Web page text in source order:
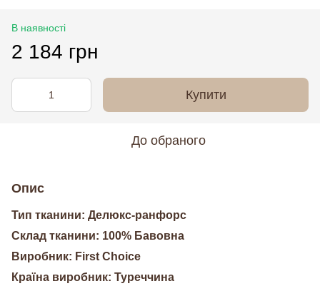
В наявності
2 184 грн
Купити
До обраного
Опис
Тип тканини: Делюкс-ранфорс
Склад тканини: 100% Бавовна
Виробник: First Choice
Країна виробник: Туреччина